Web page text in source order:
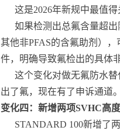
这是2026年新规中最值得
如果检测出总氟含量超
其他非PFAS的含氟助剂）
件，明确导致氟检出的具体
这个变化对做无氟防水
出了氟，现在有了申诉通道。
变化四：新增两项SVHC高
STANDARD 100新增了